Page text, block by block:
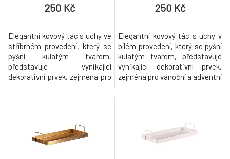
250 Kč
Elegantní kovový tác s uchy ve
stříbrném provedení, který se
pyšní kulatým tvarem,
představuje vynikající
dekorativní prvek, zejména pro
svému kovovému provedení je
odolný a snadno se kombinuje
s různými styly vánoční
250 Kč
Elegantní kovový tác s uchy v
bílém provedení, který se pyšní
kulatým tvarem, představuje
vynikající dekorativní prvek,
zejména pro vánoční a adventní
odolný a snadno se kombinuje
s různými styly vánoční